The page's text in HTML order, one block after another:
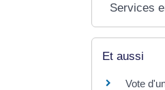
Services
Et aussi
Vote